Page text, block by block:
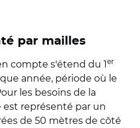
par mailles
compte s'étend du 1er
année, période où le
les besoins de la
représenté par un
de 50 mètres de côté